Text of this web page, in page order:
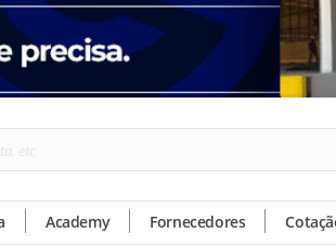
Academy Fornecedores